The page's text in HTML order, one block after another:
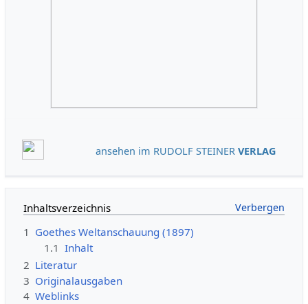
ansehen im RUDOLF STEINERVERLAG
Inhaltsverzeichnis
1 Goethes Weltanschauung (1897)
1.1 Inhalt
2 Literatur
3 Originalausgaben
4 Weblinks